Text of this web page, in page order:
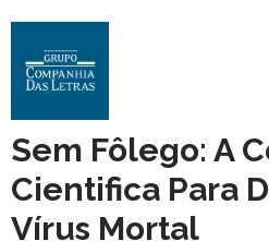
Sem Fôlego: A
Cientifica Para
Vírus Mortal